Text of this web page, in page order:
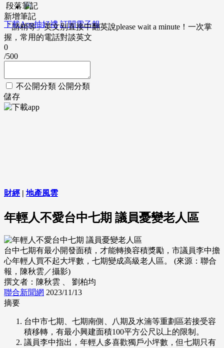
下載App抽好禮 訂閱電子報
段落筆記
新增筆記
「請稍等」英文別直接中翻英說please wait a minute！一次掌
握，常用的電話對談英文
0
/500
不公開分類 公開分類
儲存
財經 | 地產風雲
年輕人不愛台中七期 議員憂變老人區
台中七期有最小開發面積，才能轉換容積獎勵，市議員李中擔
心年輕人買不起大坪數，七期變成高級老人區。 (來源：聯合
報，陳秋雲／攝影)
撰文者：陳秋雲 、 劉柏均
聯合新聞網 2023/11/13
摘要
台中市七期、七期南側、八期及水湳等重劃區若接受容
積移轉，有最小興建面積100平方公尺以上的限制。
議員李中指出，年輕人多喜歡獨戶小坪數，但七期只有